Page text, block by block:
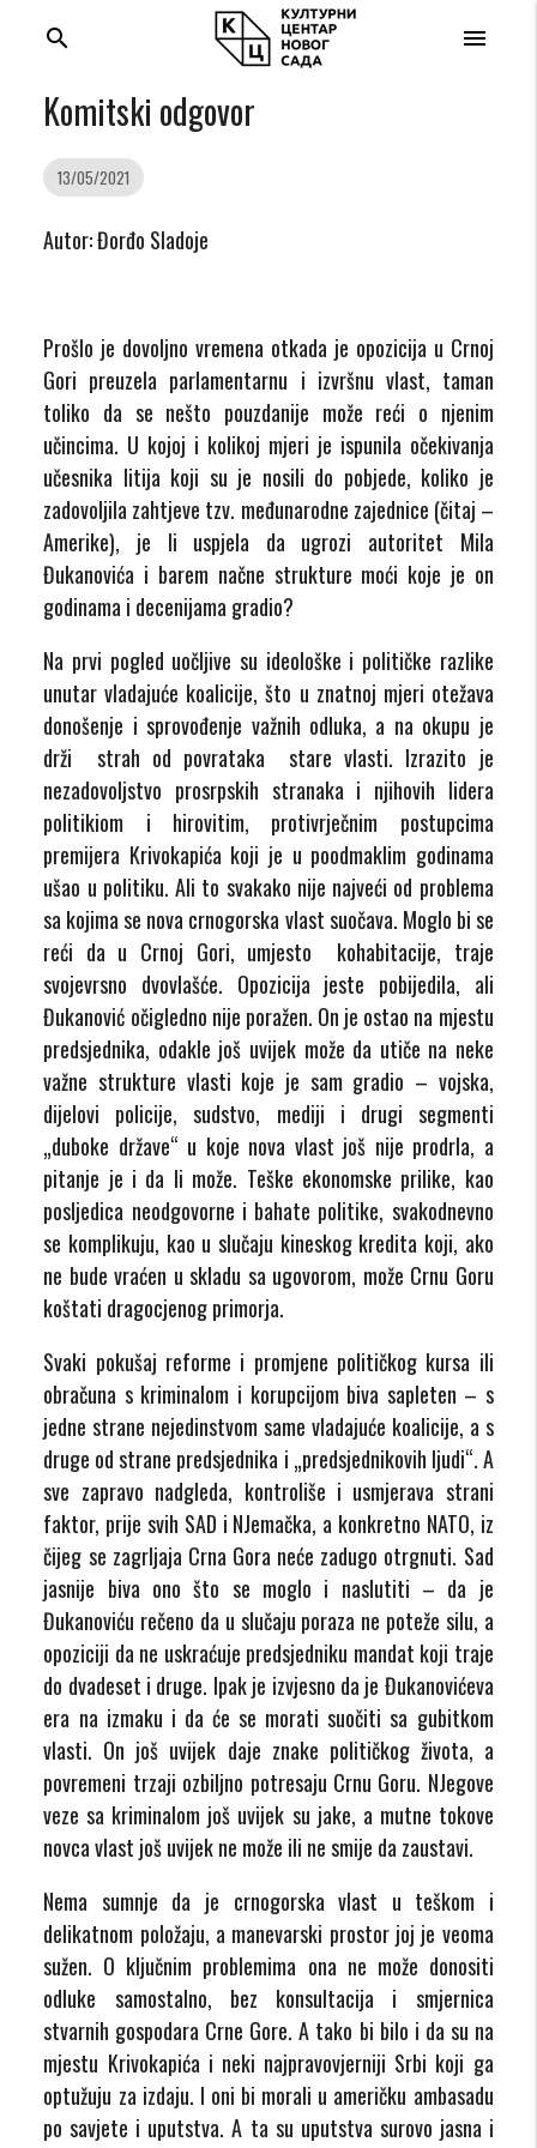
menu
search
Komitski odgovor
13/05/2021
Autor: Đorđo Sladoje
Prošlo je dovoljno vremena otkada je opozicija u Crnoj
Gori preuzela parlamentarnu i izvršnu vlast, taman
toliko da se nešto pouzdanije može reći o njenim
učincima. U kojoj i kolikoj mjeri je ispunila očekivanja
učesnika litija koji su je nosili do pobjede, koliko je
zadovoljila zahtjeve tzv. međunarodne zajednice (čitaj –
Amerike), je li uspjela da ugrozi autoritet Mila
Đukanovića i barem načne strukture moći koje je on
godinama i decenijama gradio?
Na prvi pogled uočljive su ideološke i političke razlike
unutar vladajuće koalicije, što u znatnoj mjeri otežava
donošenje i sprovođenje važnih odluka, a na okupu je
drži strah od povrataka stare vlasti. Izrazito je
nezadovoljstvo prosrpskih stranaka i njihovih lidera
politikiom i hirovitim, protivrječnim postupcima
premijera Krivokapića koji je u poodmaklim godinama
ušao u politiku. Ali to svakako nije najveći od problema
sa kojima se nova crnogorska vlast suočava. Moglo bi se
reći da u Crnoj Gori, umjesto kohabitacije, traje
svojevrsno dvovlašće. Opozicija jeste pobijedila, ali
Đukanović očigledno nije poražen. On je ostao na mjestu
predsjednika, odakle još uvijek može da utiče na neke
važne strukture vlasti koje je sam gradio – vojska,
dijelovi policije, sudstvo, mediji i drugi segmenti
„duboke države“ u koje nova vlast još nije prodrla, a
pitanje je i da li može. Teške ekonomske prilike, kao
posljedica neodgovorne i bahate politike, svakodnevno
se komplikuju, kao u slučaju kineskog kredita koji, ako
ne bude vraćen u skladu sa ugovorom, može Crnu Goru
koštati dragocjenog primorja.
Svaki pokušaj reforme i promjene političkog kursa ili
obračuna s kriminalom i korupcijom biva sapleten – s
jedne strane nejedinstvom same vladajuće koalicije, a s
druge od strane predsjednika i „predsjednikovih ljudi“. A
sve zapravo nadgleda, kontroliše i usmjerava strani
faktor, prije svih SAD i NJemačka, a konkretno NATO, iz
čijeg se zagrljaja Crna Gora neće zadugo otrgnuti. Sad
jasnije biva ono što se moglo i naslutiti – da je
Đukanoviću rečeno da u slučaju poraza ne poteže silu, a
opoziciji da ne uskraćuje predsjedniku mandat koji traje
do dvadeset i druge. Ipak je izvjesno da je Đukanovićeva
era na izmaku i da će se morati suočiti sa gubitkom
vlasti. On još uvijek daje znake političkog života, a
povremeni trzaji ozbiljno potresaju Crnu Goru. NJegove
veze sa kriminalom još uvijek su jake, a mutne tokove
novca vlast još uvijek ne može ili ne smije da zaustavi.
Nema sumnje da je crnogorska vlast u teškom i
delikatnom položaju, a manevarski prostor joj je veoma
sužen. O ključnim problemima ona ne može donositi
odluke samostalno, bez konsultacija i smjernica
stvarnih gospodara Crne Gore. A tako bi bilo i da su na
mjestu Krivokapića i neki najpravovjerniji Srbi koji ga
optužuju za izdaju. I oni bi morali u američku ambasadu
po savjete i uputstva. A ta su uputstva surovo jasna i